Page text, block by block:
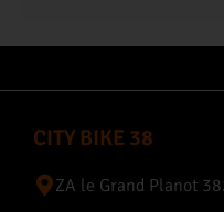
CITY BIKE 38
ZA le Grand Planot